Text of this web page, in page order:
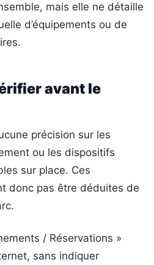
mais elle ne détaille
d’équipements ou de
avant le
précision sur les
ou les dispositifs
sur place. Ces
donc pas être déduites de
/ Réservations »
sans indiquer